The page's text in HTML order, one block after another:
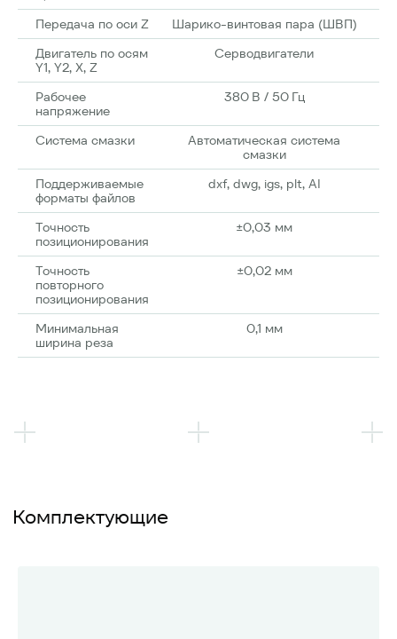
Передача по оси Z
Шарико-винтовая пара (ШВП)
Двигатель по осям
Y1, Y2, X, Z
Cерводвигатели
Рабочее
напряжение
380 В / 50 Гц
Система смазки
Автоматическая система
смазки
Поддерживаемые
форматы файлов
dxf, dwg, igs, plt, AI
Точность
позиционирования
±0,03 мм
Точность
повторного
позиционирования
±0,02 мм
Минимальная
ширина реза
0,1 мм
Комплектующие